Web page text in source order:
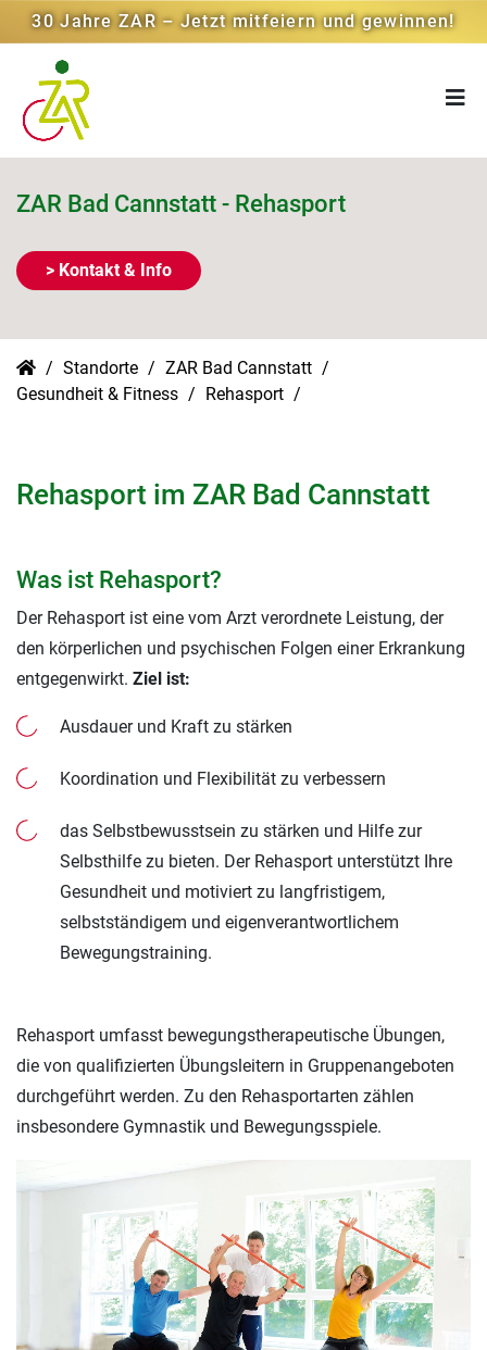
30 Jahre ZAR – Jetzt mitfeiern und gewinnen!
ZAR Bad Cannstatt - Rehasport
> Kontakt & Info
Standorte
ZAR Bad Cannstatt
Gesundheit & Fitness
Rehasport
Rehasport im ZAR Bad Cannstatt
Was ist Rehasport?
Der Rehasport ist eine vom Arzt verordnete Leistung, der
den körperlichen und psychischen Folgen einer Erkrankung
entgegenwirkt. Ziel ist:
Ausdauer und Kraft zu stärken
Koordination und Flexibilität zu verbessern
das Selbstbewusstsein zu stärken und Hilfe zur
Selbsthilfe zu bieten. Der Rehasport unterstützt Ihre
Gesundheit und motiviert zu langfristigem,
selbstständigem und eigenverantwortlichem
Bewegungstraining.
Rehasport umfasst bewegungstherapeutische Übungen,
die von qualifizierten Übungsleitern in Gruppenangeboten
durchgeführt werden. Zu den Rehasportarten zählen
insbesondere Gymnastik und Bewegungsspiele.